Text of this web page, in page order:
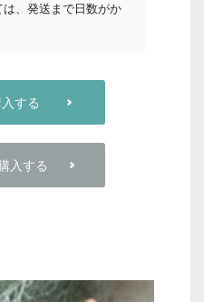
、発送まで日数がか
する
入する